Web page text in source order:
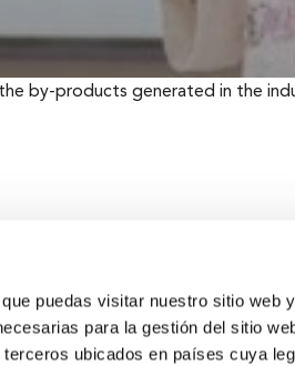
puedas visitar nuestro sitio web
para la gestión del sitio
ubicados en países cuya
by-products generated in the